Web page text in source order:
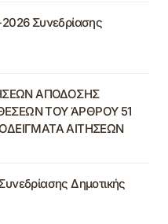
Συνεδρίασης
ΑΠΟΔΟΣΗΣ
ΤΟΥ ΆΡΘΡΟΥ 51
ΑΙΤΗΣΕΩΝ
Δημοτικής